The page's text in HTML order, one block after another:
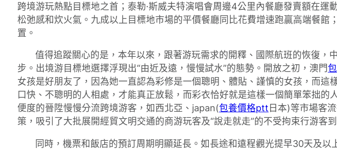
跨境游玩熱點目標地之首；泰勒·斯威夫特演唱會周邊4公里內餐廳發賣額在
松弛感和炊火氣。九成以上目標地市場的平價餐廳同比花費增速跑贏高端餐館
置。
值得追蹤關心的是，本年以來，跟著游玩需求的開釋、國際航班的恢復，
步。出境游目標地選擇浮現出“由近及遠，慢慢試水”的態勢。開放之初，澳門
女孩是好朋友了，因為她一直認為彩修是一個聰明、體貼、謹慎的女孩，而
口快、不聰明的人相處，才能真正放鬆，而彩衣恰好就是這樣一個簡單笨拙
便度的晉陞慢慢分流跨境游客，如西北亞、japan(包養價格ptt 日本)等市場客
策，吸引了大批展開經貿文明交通的商游玩客及“說走就走”的不受拘束行游客
同時，機票和飯店的預訂周期明顯延長。如長途和遠程觀光提早30天及以